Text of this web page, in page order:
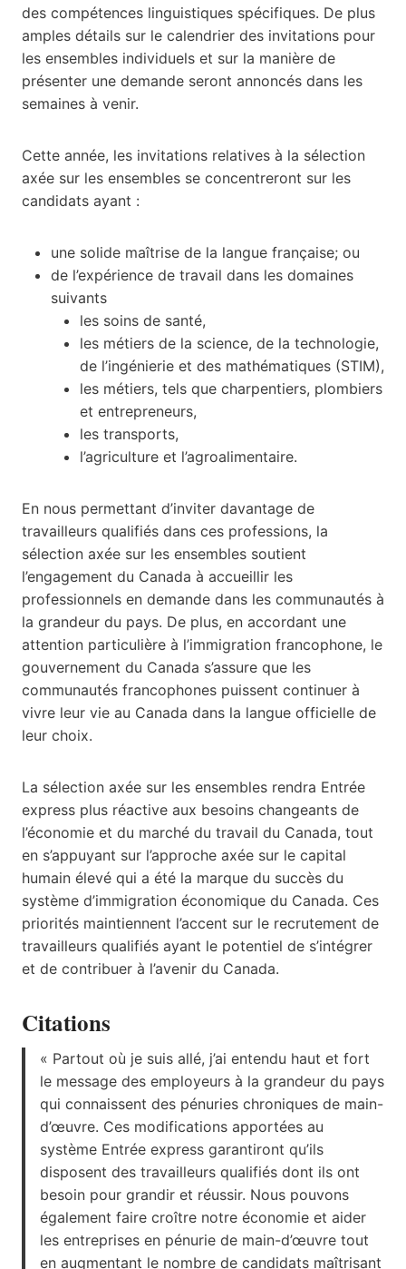
des compétences linguistiques spécifiques. De plus
amples détails sur le calendrier des invitations pour
les ensembles individuels et sur la manière de
présenter une demande seront annoncés dans les
semaines à venir.
Cette année, les invitations relatives à la sélection
axée sur les ensembles se concentreront sur les
candidats ayant :
une solide maîtrise de la langue française; ou
de l’expérience de travail dans les domaines
suivants
les soins de santé,
les métiers de la science, de la technologie,
de l’ingénierie et des mathématiques (STIM),
les métiers, tels que charpentiers, plombiers
et entrepreneurs,
les transports,
l’agriculture et l’agroalimentaire.
En nous permettant d’inviter davantage de
travailleurs qualifiés dans ces professions, la
sélection axée sur les ensembles soutient
l’engagement du Canada à accueillir les
professionnels en demande dans les communautés à
la grandeur du pays. De plus, en accordant une
attention particulière à l’immigration francophone, le
gouvernement du Canada s’assure que les
communautés francophones puissent continuer à
vivre leur vie au Canada dans la langue officielle de
leur choix.
La sélection axée sur les ensembles rendra Entrée
express plus réactive aux besoins changeants de
l’économie et du marché du travail du Canada, tout
en s’appuyant sur l’approche axée sur le capital
humain élevé qui a été la marque du succès du
système d’immigration économique du Canada. Ces
priorités maintiennent l’accent sur le recrutement de
travailleurs qualifiés ayant le potentiel de s’intégrer
et de contribuer à l’avenir du Canada.
Citations
« Partout où je suis allé, j’ai entendu haut et fort
le message des employeurs à la grandeur du pays
qui connaissent des pénuries chroniques de main-
d’œuvre. Ces modifications apportées au
système Entrée express garantiront qu’ils
disposent des travailleurs qualifiés dont ils ont
besoin pour grandir et réussir. Nous pouvons
également faire croître notre économie et aider
les entreprises en pénurie de main-d’œuvre tout
en augmentant le nombre de candidats maîtrisant